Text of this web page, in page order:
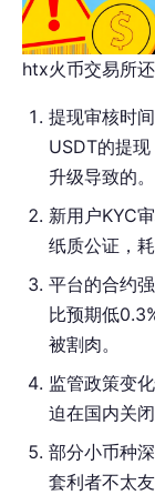
htx火币交易所
提现审核时
USDT的提
升级导致的。
新用户KYC
纸质公证，
平台的合约
比预期低
被割肉。
监管政策变
迫在国内关
部分小币种
套利者不太友